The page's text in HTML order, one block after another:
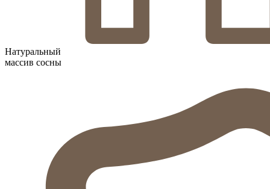
Натуральный
массив сосны